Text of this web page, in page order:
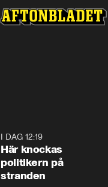
I DAG 12:19
Här knockas
politikern på
stranden